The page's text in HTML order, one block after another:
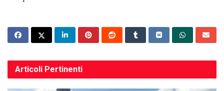
Articoli Pertinenti